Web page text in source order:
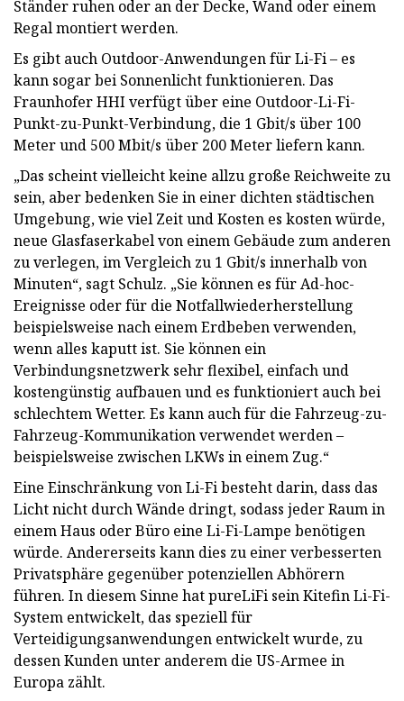
Ständer ruhen oder an der Decke, Wand oder einem
Regal montiert werden.
Es gibt auch Outdoor-Anwendungen für Li-Fi – es
kann sogar bei Sonnenlicht funktionieren. Das
Fraunhofer HHI verfügt über eine Outdoor-Li-Fi-
Punkt-zu-Punkt-Verbindung, die 1 Gbit/s über 100
Meter und 500 Mbit/s über 200 Meter liefern kann.
„Das scheint vielleicht keine allzu große Reichweite zu
sein, aber bedenken Sie in einer dichten städtischen
Umgebung, wie viel Zeit und Kosten es kosten würde,
neue Glasfaserkabel von einem Gebäude zum anderen
zu verlegen, im Vergleich zu 1 Gbit/s innerhalb von
Minuten“, sagt Schulz. „Sie können es für Ad-hoc-
Ereignisse oder für die Notfallwiederherstellung
beispielsweise nach einem Erdbeben verwenden,
wenn alles kaputt ist. Sie können ein
Verbindungsnetzwerk sehr flexibel, einfach und
kostengünstig aufbauen und es funktioniert auch bei
schlechtem Wetter. Es kann auch für die Fahrzeug-zu-
Fahrzeug-Kommunikation verwendet werden –
beispielsweise zwischen LKWs in einem Zug.“
Eine Einschränkung von Li-Fi besteht darin, dass das
Licht nicht durch Wände dringt, sodass jeder Raum in
einem Haus oder Büro eine Li-Fi-Lampe benötigen
würde. Andererseits kann dies zu einer verbesserten
Privatsphäre gegenüber potenziellen Abhörern
führen. In diesem Sinne hat pureLiFi sein Kitefin Li-Fi-
System entwickelt, das speziell für
Verteidigungsanwendungen entwickelt wurde, zu
dessen Kunden unter anderem die US-Armee in
Europa zählt.